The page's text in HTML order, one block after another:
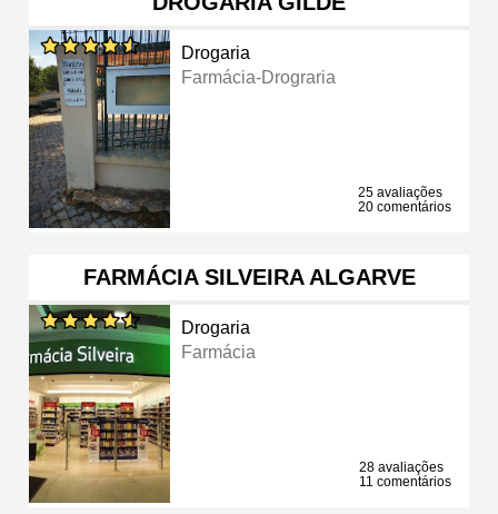
Drogaria
Farmácia-Drograria
25 avaliações
20 comentários
FARMÁCIA SILVEIRA ALGARVE
Drogaria
Farmácia
28 avaliações
11 comentários